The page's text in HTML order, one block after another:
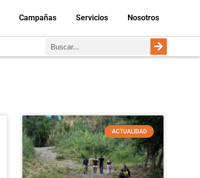
Campañas Servicios Nosotros
ACTUALIDAD